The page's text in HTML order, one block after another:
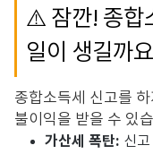
⚠️ 잠깐! 종합
일이 생길까
종합소득세 신고를
불이익을 받을 수 있
가산세 폭탄: 신